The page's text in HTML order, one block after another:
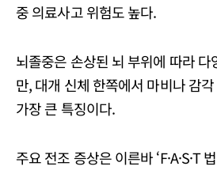
중 의료사고 위험도 높다.
뇌졸중은 손상된 뇌 부위에 따라 다
만, 대개 신체 한쪽에서 마비나 감
가장 큰 특징이다.
주요 전조 증상은 이른바 ‘F·A·S·T